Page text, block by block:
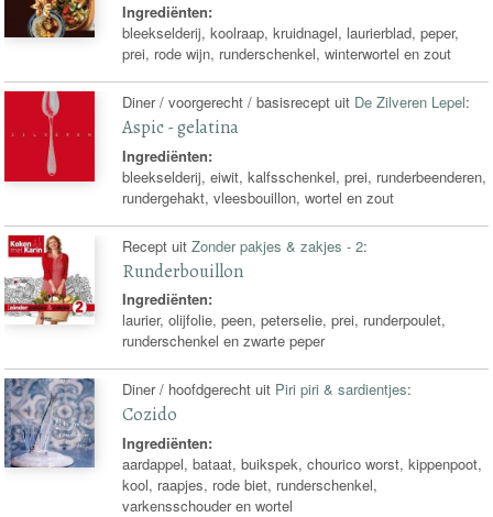
Ingrediënten:
bleekselderij, koolraap, kruidnagel, laurierblad, peper,
prei, rode wijn, runderschenkel, winterwortel en zout
Diner / voorgerecht / basisrecept uit De Zilveren Lepel:
Aspic - gelatina
Ingrediënten:
bleekselderij, eiwit, kalfsschenkel, prei, runderbeenderen,
rundergehakt, vleesbouillon, wortel en zout
Recept uitZonder pakjes & zakjes - 2:
Runderbouillon
Ingrediënten:
laurier, olijfolie, peen, peterselie, prei, runderpoulet,
runderschenkel en zwarte peper
Diner / hoofdgerecht uit Piri piri & sardientjes:
Cozido
Ingrediënten:
aardappel, bataat, buikspek, chourico worst, kippenpoot,
kool, raapjes, rode biet, runderschenkel,
varkensschouder en wortel